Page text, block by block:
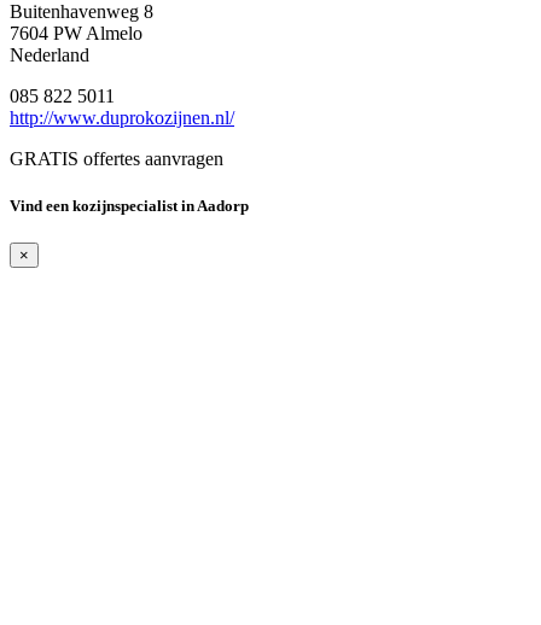
Buitenhavenweg 8
7604 PW Almelo
Nederland
085 822 5011
http://www.duprokozijnen.nl/
GRATIS offertes aanvragen
Vind een kozijnspecialist in Aadorp
×